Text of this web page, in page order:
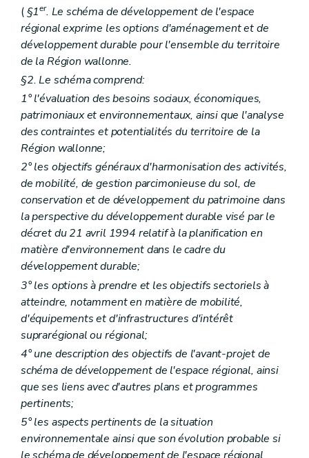
Art. 290
Section 4
Des dossiers de demandes relatives aux travaux et actes visés par l'article 41, §1
Art. 291
Art. 292
Art. 293
Art. 295
Art. 296
Art. 297
Art. 298
Art. 299
Art. 300
Art. 301
Section 5
Des dossiers de demandes relatives aux travaux et actes de minime importance
Art. 302
Art. 303
Section 6 Du dossier de demandes de permis de bâtir concernant les serres érigées à des fins commerciales et professionnelles
Art. 304
Art. 305
Section 7 Dispositions finales
Art. 306
Chapitre VIII De la composition du dossier de demande de permis d'exécution de travaux techniques
Art. 307
Art. 308
Art. 309
Art. 310
Chapitre IX
Des conditions requises pour qu'un dossier de demande de permis de lotir soit considéré comme complet
Section première Dispositions communes à toutes les demandes de permis de lotir
Art. 311
Section 2 Dispositions particulières aux lotissements portant sur une superficie de 3 ha et plus ou prévoyant la construction d'immeubles à appartements alors que les abords comportent essentiellement des habitations individuelles
Section 3
Art. 313
Section 4 Dispositions particulières aux demandes de modification d'un permis de lotir
Art. 314
( §1er. Le schéma de développement de l'espace
régional exprime les options d'aménagement et de
développement durable pour l'ensemble du territoire
de la Région wallonne.
§2. Le schéma comprend:
1° l'évaluation des besoins sociaux, économiques,
patrimoniaux et environnementaux, ainsi que l'analyse
des contraintes et potentialités du territoire de la
Région wallonne;
2° les objectifs généraux d'harmonisation des activités,
de mobilité, de gestion parcimonieuse du sol, de
conservation et de développement du patrimoine dans
la perspective du développement durable visé par le
décret du 21 avril 1994 relatif à la planification en
matière d'environnement dans le cadre du
développement durable;
3° les options à prendre et les objectifs sectoriels à
atteindre, notamment en matière de mobilité,
d'équipements et d'infrastructures d'intérêt
suprarégional ou régional;
4° une description des objectifs de l'avant-projet de
schéma de développement de l'espace régional, ainsi
que ses liens avec d'autres plans et programmes
pertinents;
5° les aspects pertinents de la situation
environnementale ainsi que son évolution probable si